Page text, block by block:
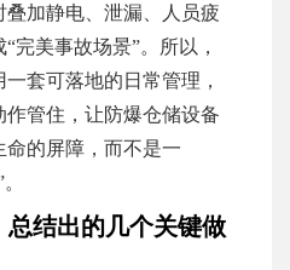
加静电、泄漏、人员疲
完美事故场景”。所以，
套可落地的日常管理，
管住，让防爆仓储设备
的屏障，而不是一
总结出的几个关键做